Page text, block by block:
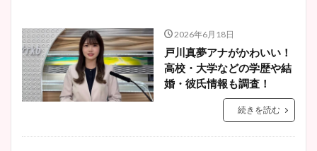
2026年6月18日
戸川真夢アナがかわいい！
高校・大学などの学歴や結
婚・彼氏情報も調査！
続きを読む